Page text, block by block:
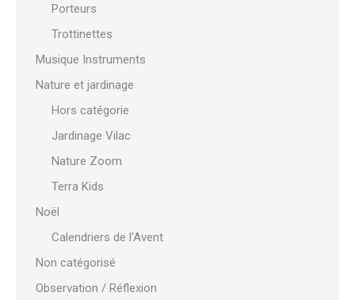
Porteurs
Trottinettes
Musique Instruments
Nature et jardinage
Hors catégorie
Jardinage Vilac
Nature Zoom
Terra Kids
Noël
Calendriers de l'Avent
Non catégorisé
Observation / Réflexion